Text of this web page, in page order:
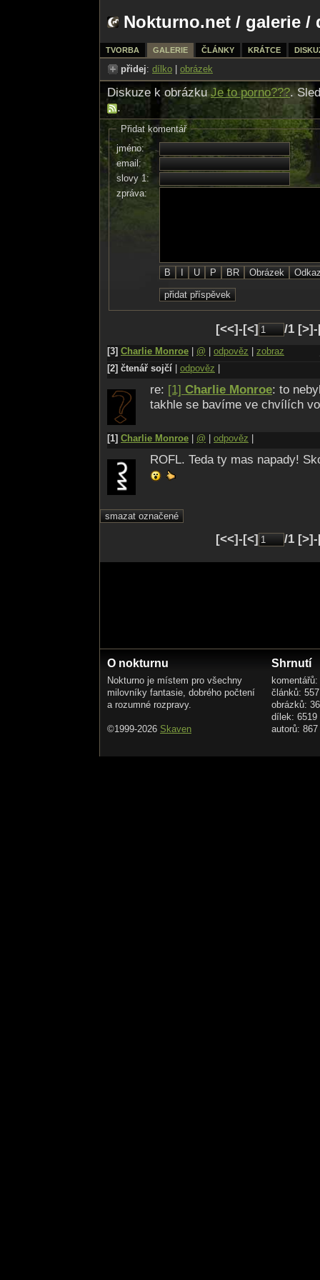
Nokturno.net / galerie /
TVORBA GALERIE ČLÁNKY KRÁTCE
přidej: dílko obrázek
Diskuze k obrázkuJe to porno???.
.
Přidat komentář
jméno:
email:
slovy 1:
zpráva:
[<<]-[<] /1
[3] Charlie Monroe @ odpověz zobraz
[2] čtenář sojčí odpověz
re: [1] Charlie Monroe: to
takhle se bavíme ve chvílích
[1] Charlie Monroe @ odpověz
ROFL. Teda ty mas napady!
[<<]-[<] /1
O nokturnu
Nokturno je místem pro všechny
milovníky fantasie, dobrého počtení
a rozumné rozpravy.
©1999-2026 Skaven
Shrnutí
článků: 557
obrázků:
dílek: 6519
autorů: 867